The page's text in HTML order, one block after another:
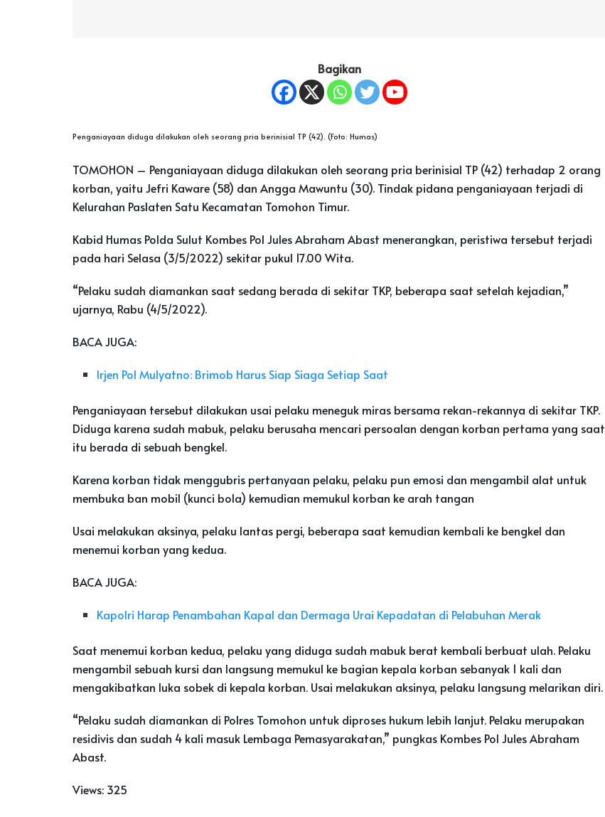
Bagikan
Penganiayaan diduga dilakukan oleh seorang pria berinisial TP (42). (Foto: Humas)
TOMOHON – Penganiayaan diduga dilakukan oleh seorang pria berinisial TP (42) terhadap 2 orang
korban, yaitu Jefri Kaware (58) dan Angga Mawuntu (30). Tindak pidana penganiayaan terjadi di
Kelurahan Paslaten Satu Kecamatan Tomohon Timur.
Kabid Humas Polda Sulut Kombes Pol Jules Abraham Abast menerangkan, peristiwa tersebut terjadi
pada hari Selasa (3/5/2022) sekitar pukul 17.00 Wita.
“Pelaku sudah diamankan saat sedang berada di sekitar TKP, beberapa saat setelah kejadian,”
ujarnya, Rabu (4/5/2022).
BACA JUGA:
Irjen Pol Mulyatno: Brimob Harus Siap Siaga Setiap Saat
Penganiayaan tersebut dilakukan usai pelaku meneguk miras bersama rekan-rekannya di sekitar TKP.
Diduga karena sudah mabuk, pelaku berusaha mencari persoalan dengan korban pertama yang saat
itu berada di sebuah bengkel.
Karena korban tidak menggubris pertanyaan pelaku, pelaku pun emosi dan mengambil alat untuk
membuka ban mobil (kunci bola) kemudian memukul korban ke arah tangan
Usai melakukan aksinya, pelaku lantas pergi, beberapa saat kemudian kembali ke bengkel dan
menemui korban yang kedua.
BACA JUGA:
Kapolri Harap Penambahan Kapal dan Dermaga Urai Kepadatan di Pelabuhan Merak
Saat menemui korban kedua, pelaku yang diduga sudah mabuk berat kembali berbuat ulah. Pelaku
mengambil sebuah kursi dan langsung memukul ke bagian kepala korban sebanyak 1 kali dan
mengakibatkan luka sobek di kepala korban. Usai melakukan aksinya, pelaku langsung melarikan diri.
“Pelaku sudah diamankan di Polres Tomohon untuk diproses hukum lebih lanjut. Pelaku merupakan
residivis dan sudah 4 kali masuk Lembaga Pemasyarakatan,” pungkas Kombes Pol Jules Abraham
Abast.
Views: 325